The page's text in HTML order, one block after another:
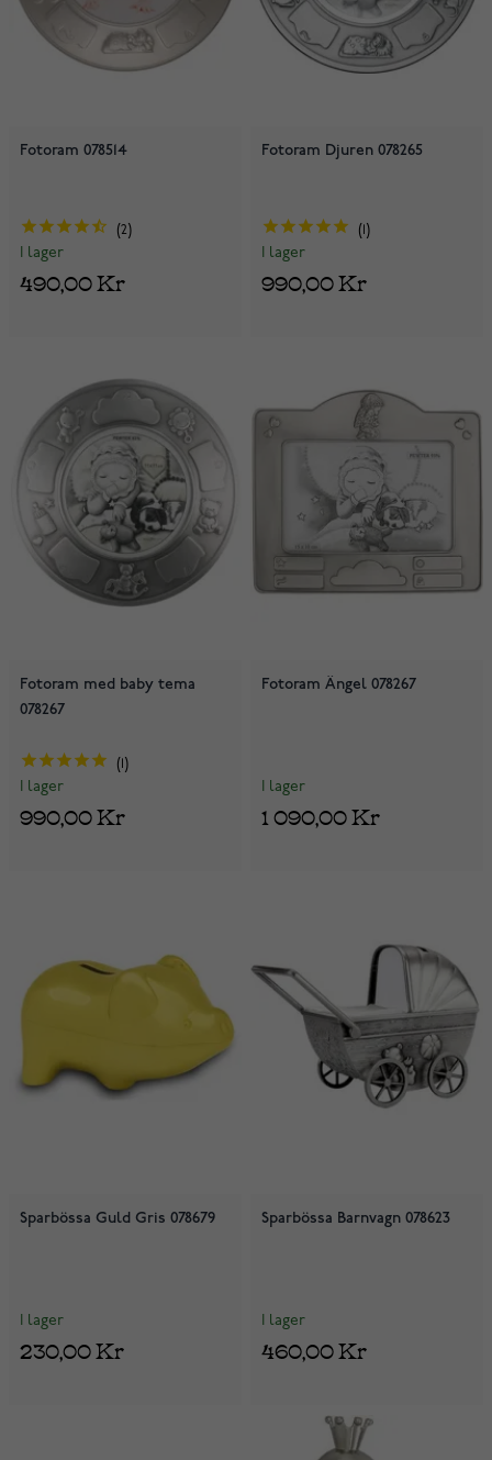
Fotoram 078514
2
I lager
490,00 Kr
Fotoram Djuren 078265
I lager
990,00 Kr
Fotoram med baby tema
078267
I lager
990,00 Kr
Fotoram Ängel 078267
I lager
1 090,00 Kr
Sparbössa Guld Gris 078679
I lager
230,00 Kr
Sparbössa Barnvagn 078623
I lager
460,00 Kr